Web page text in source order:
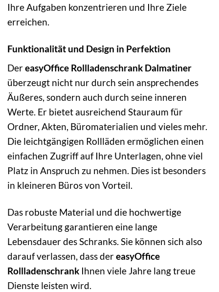
Ihre Aufgaben konzentrieren und Ihre Ziele
erreichen.
Funktionalität und Design in Perfektion
DereasyOffice Rollladenschrank Dalmatiner
überzeugt nicht nur durch sein ansprechendes
Äußeres, sondern auch durch seine inneren
Werte. Er bietet ausreichend Stauraum für
Ordner, Akten, Büromaterialien und vieles mehr.
Die leichtgängigen Rollläden ermöglichen einen
einfachen Zugriff auf Ihre Unterlagen, ohne viel
Platz in Anspruch zu nehmen. Dies ist besonders
in kleineren Büros von Vorteil.
Das robuste Material und die hochwertige
Verarbeitung garantieren eine lange
Lebensdauer des Schranks. Sie können sich also
darauf verlassen, dass dereasyOffice
Rollladenschrank Ihnen viele Jahre lang treue
Dienste leisten wird.